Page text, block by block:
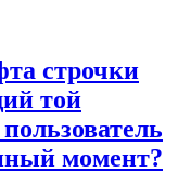
строчки
той
момент?